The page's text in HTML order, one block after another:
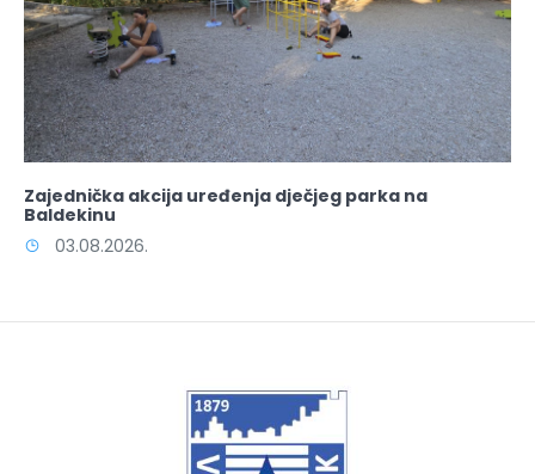
Zajednička akcija uređenja dječjeg parka na
Baldekinu
03.08.2026.